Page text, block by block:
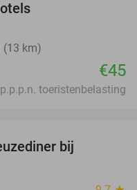
(13 km)
€45
toeristenbelasting
bij